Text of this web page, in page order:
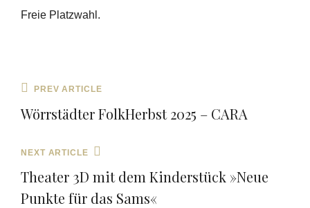
Freie Platzwahl.
Beitragsnavigation
Previous
PREV ARTICLE
Wörrstädter FolkHerbst 2025 – CARA
Next
Post
NEXT ARTICLE
Theater 3D mit dem Kinderstück »Neue
Punkte für das Sams«